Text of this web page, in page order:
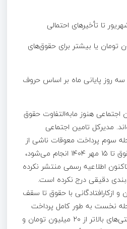
تا تأخیرهای احتمالی
۳ تا ۵ میلیون تومان یا بیشتر برای حقوق‌های
واریز حقوق مهر ۱۴۰۴؛ سه روز پایانی ماه بر اساس حروف
اجتماعی هنوز مابه‌التفاوت حقوق
مدیرکل تامین اجتماعی
سوم پرداخت معوقات ناشی از
متناسب‌سازی و افزایش حقوق تا ۱۵ مهر ۱۴۰۴ انجام می‌شود،
اطلاعیه رسمی منتشر نکرده
دقیقی درج نکرده است.
ازکارافتادگانی با حقوق تا سقف
نخست به طور کامل پرداخت
شده، اما پرداخت برای دریافتی‌های بالاتر از ۲۰ میلیون تومان و